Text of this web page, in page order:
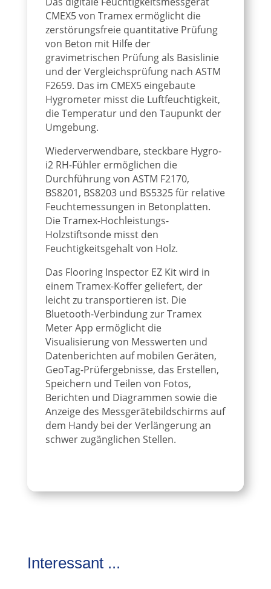
CMEX5 von Tramex ermöglicht die
zerstörungsfreie quantitative Prüfung
von Beton mit Hilfe der
gravimetrischen Prüfung als Basislinie
und der Vergleichsprüfung nach ASTM
F2659. Das im CMEX5 eingebaute
Hygrometer misst die Luftfeuchtigkeit,
die Temperatur und den Taupunkt der
Umgebung.
Wiederverwendbare, steckbare Hygro-
i2 RH-Fühler ermöglichen die
Durchführung von ASTM F2170,
BS8201, BS8203 und BS5325 für relative
Feuchtemessungen in Betonplatten.
Die Tramex-Hochleistungs-
Holzstiftsonde misst den
Feuchtigkeitsgehalt von Holz.
Das Flooring Inspector EZ Kit wird in
einem Tramex-Koffer geliefert, der
leicht zu transportieren ist. Die
Bluetooth-Verbindung zur Tramex
Meter App ermöglicht die
Visualisierung von Messwerten und
Datenberichten auf mobilen Geräten,
GeoTag-Prüfergebnisse, das Erstellen,
Speichern und Teilen von Fotos,
Berichten und Diagrammen sowie die
Anzeige des Messgerätebildschirms auf
dem Handy bei der Verlängerung an
schwer zugänglichen Stellen.
Interessant ...